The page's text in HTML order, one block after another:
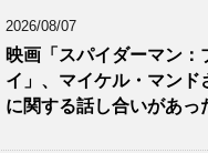
2026/08/07
映画「スパイダーマン：
イ」、マイケル・マンド
に関する話し合いがあっ